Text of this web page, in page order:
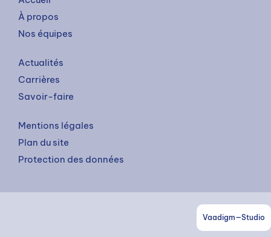
À propos
Nos équipes
Actualités
Carrières
Savoir-faire
Mentions légales
Plan du site
Protection des données
Vaadigm—Studio